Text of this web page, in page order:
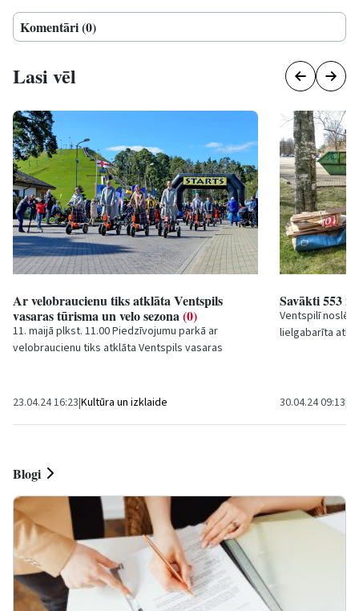
Komentāri (0)
Lasi vēl
Ar velobraucienu tiks atklāta Ventspils
vasaras tūrisma un velo sezona(0)
11. maijā plkst. 11.00 Piedzīvojumu parkā ar
velobraucienu tiks atklāta Ventspils vasaras
23.04.24 16:23|Kultūra un izklaide
Savākti 553
Ventspilī
lielgabarīta
30.04.24 09:13|
Blogi